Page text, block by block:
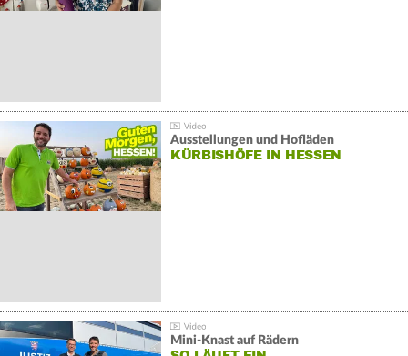
Ausstellungen und Hofläden
KÜRBISHÖFE IN HESSEN
Mini-Knast auf Rädern